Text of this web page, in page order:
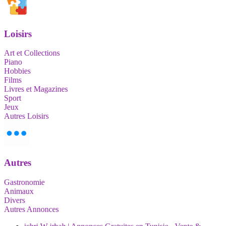
Loisirs
Art et Collections
Piano
Hobbies
Films
Livres et Magazines
Sport
Jeux
Autres Loisirs
Autres
Gastronomie
Animaux
Divers
Autres Annonces